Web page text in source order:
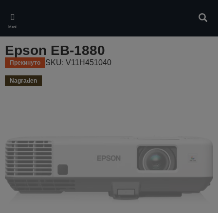
main
content
Meni
Epson EB-1880
Прекинуто SKU: V11H451040
Nagrađen